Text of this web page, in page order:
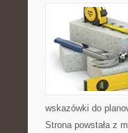
wskazówki do
Strona powstała z